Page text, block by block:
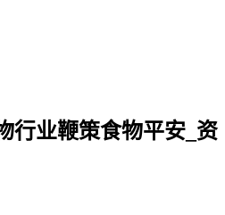
行业鞭策食物平安_资